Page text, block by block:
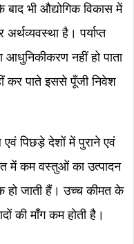
भी औद्योगिक विकास में
है। पर्याप्त
आधुनिकीकरण नहीं हो पाता
कर पाते इससे पूँजी निवेश
पिछड़े देशों में पुराने एवं
में कम वस्तुओं का उत्पादन
जाती हैं। उच्च कीमत के
की माँग कम होती है।